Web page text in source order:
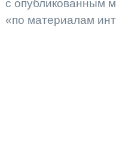
с опубликованным
«по материалам